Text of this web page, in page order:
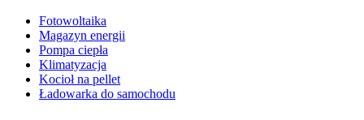
Fotowoltaika
Magazyn energii
Pompa ciepła
Klimatyzacja
Kocioł na pellet
Ładowarka do samochodu